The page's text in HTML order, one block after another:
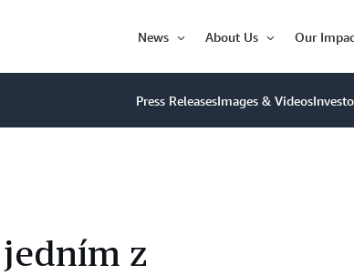
News
Item
About Us
Item
Our
Press ReleasesImages & Videos
z